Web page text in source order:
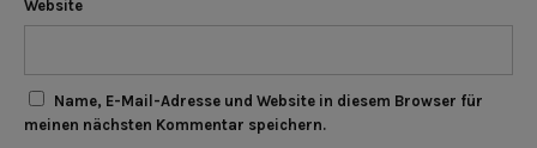
Website
Name, E-Mail-Adresse und Website in diesem Browser für
meinen nächsten Kommentar speichern.